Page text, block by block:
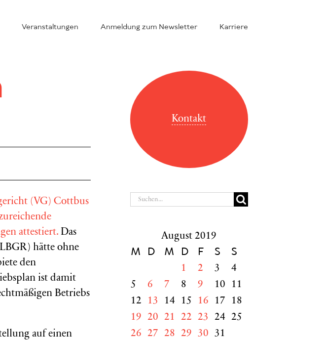
Veranstaltungen Anmeldung zum Newsletter Karriere
(VG) Cottbus
attestiert. Das
hätte ohne
den
ist damit
Betriebs
auf einen
Kontakt
Suche
August 2019
M D M D F S S
1 2 3
4
5
6 7 8 9 10
11
12
13 14 15 16 17
18
19
20 21 22 23 24
25
26
27 28 29 30
31